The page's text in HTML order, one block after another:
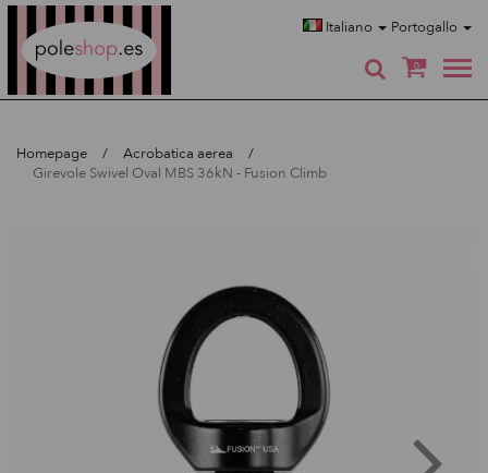
Italiano Portogallo
0
Homepage
Acrobatica aerea
Girevole Swivel Oval MBS 36kN - Fusion Climb